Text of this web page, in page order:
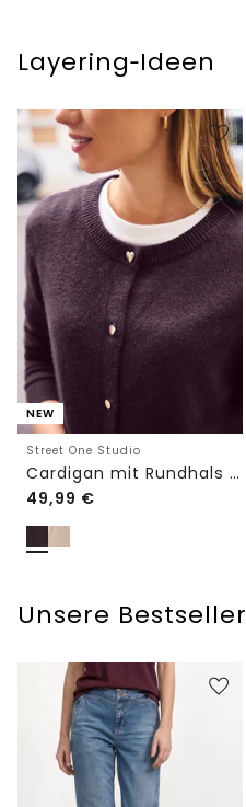
Layering‑Ideen
NEW
Street One Studio
Cardigan mit Rundhals und Knöpfen
49,99 €
Unsere Bestseller